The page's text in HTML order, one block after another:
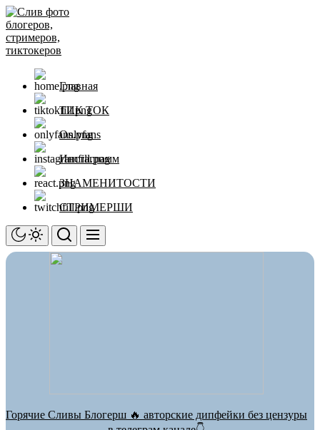
Перейти
к
содержимому
Главная
ТИК ТОК
Onlyfans
Инстаграмм
ЗНАМЕНИТОСТИ
СТРИМЕРШИ
Горячие Сливы Блогерш 🔥 авторские дипфейки без цензуры